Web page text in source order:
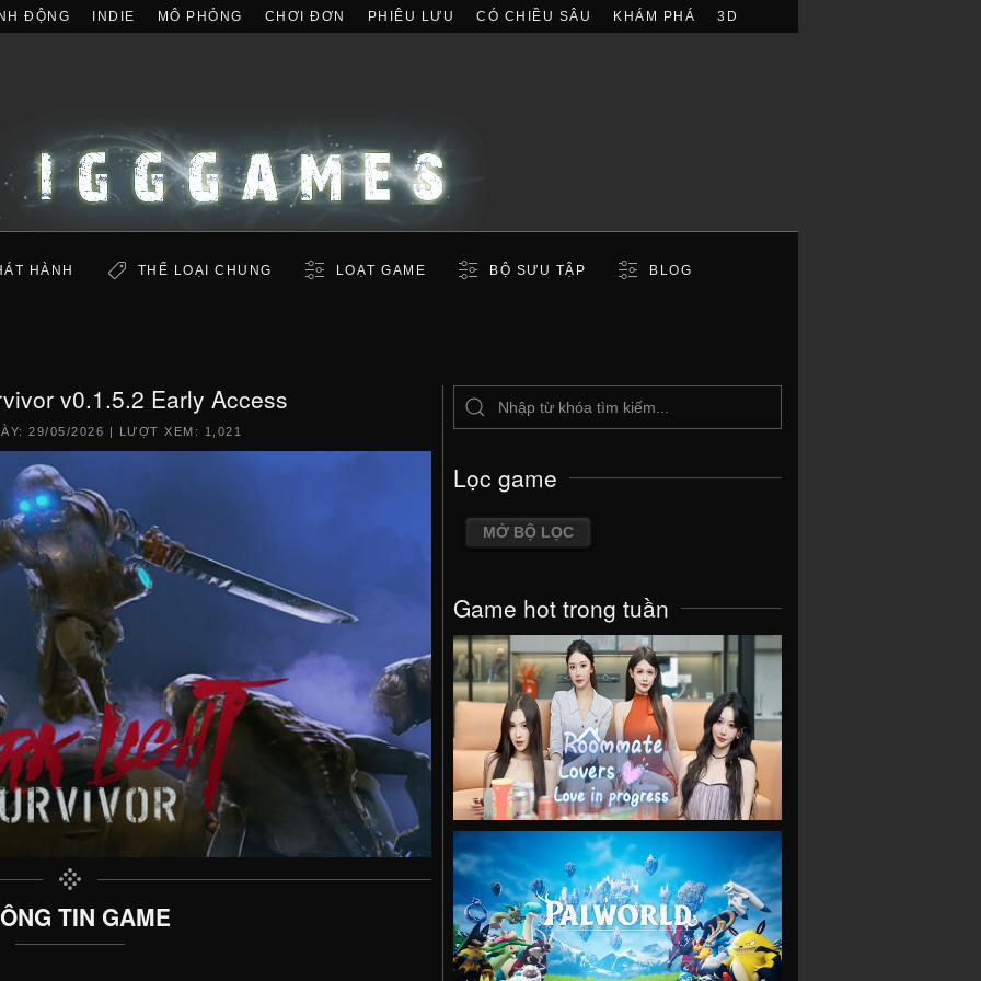
ĐỘNG INDIE MÔ PHỎNG CHƠI ĐƠN PHIÊU LƯU CÓ CHIỀU SÂU KHÁM PHÁ 3D
HÀNH THỂ LOẠI CHUNG LOẠT GAME BỘ SƯU TẬP BLOG
v0.1.5.2 Early Access
29/05/2026 | LƯỢT XEM: 1,021
TIN GAME
Lọc game
MỞ BỘ LỌC
Game hot trong tuần
VIEW
VIEW